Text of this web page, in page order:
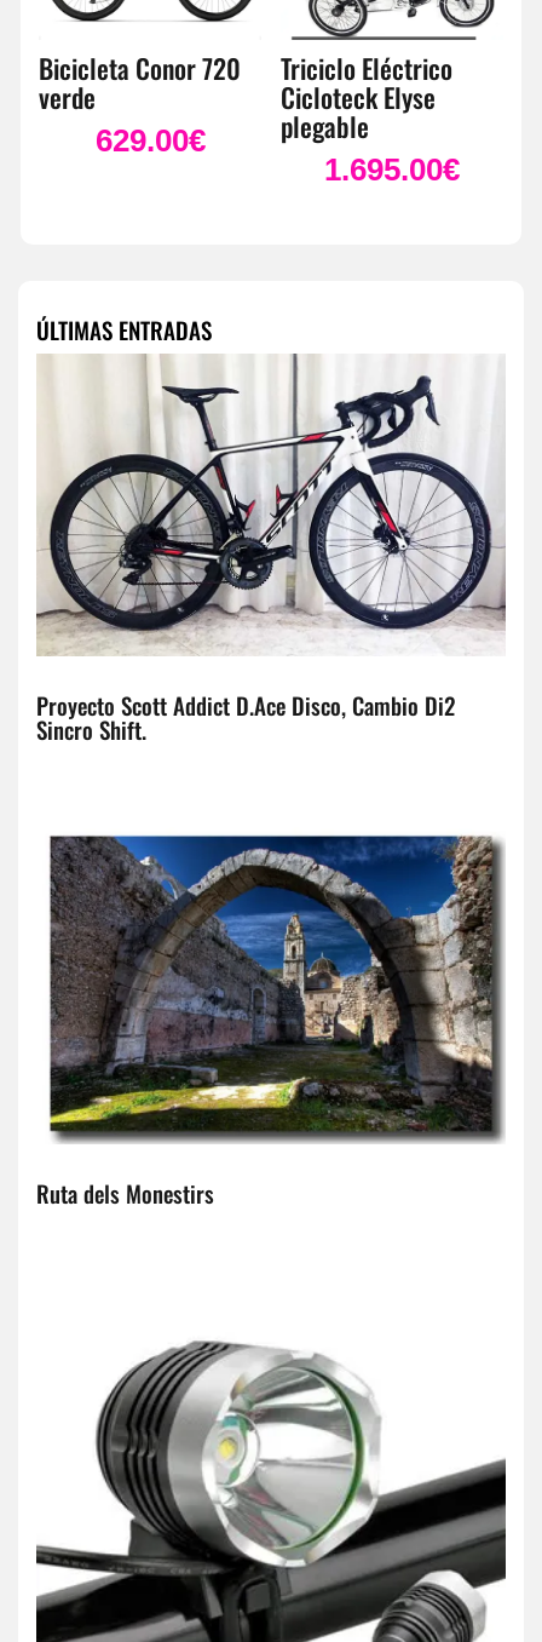
Bicicleta Conor 720
verde
629.00€
Triciclo Eléctrico
Cicloteck Elyse
plegable
1.695.00€
Proyecto Scott Addict D.Ace Disco, Cambio Di2
Sincro Shift.
Ruta dels Monestirs